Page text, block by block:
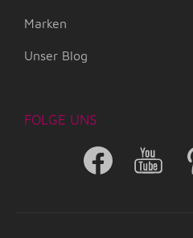
Marken
Unser Blog
FOLGE UNS